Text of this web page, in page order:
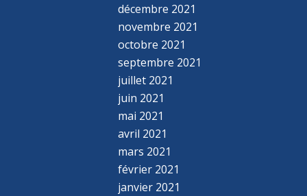
décembre 2021
novembre 2021
octobre 2021
septembre 2021
juillet 2021
juin 2021
mai 2021
avril 2021
mars 2021
février 2021
janvier 2021